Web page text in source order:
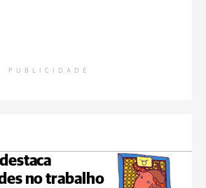
PUBLICIDADE
no trabalho